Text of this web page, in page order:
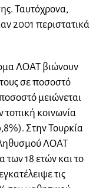
Ταυτόχρονα,
2001 περιστατικά
ΛΟΑΤ βιώνουν
σε ποσοστό
μειώνεται
τοπική κοινωνία
Στην Τουρκία
ΛΟΑΤ
των 18 ετών και το
τις